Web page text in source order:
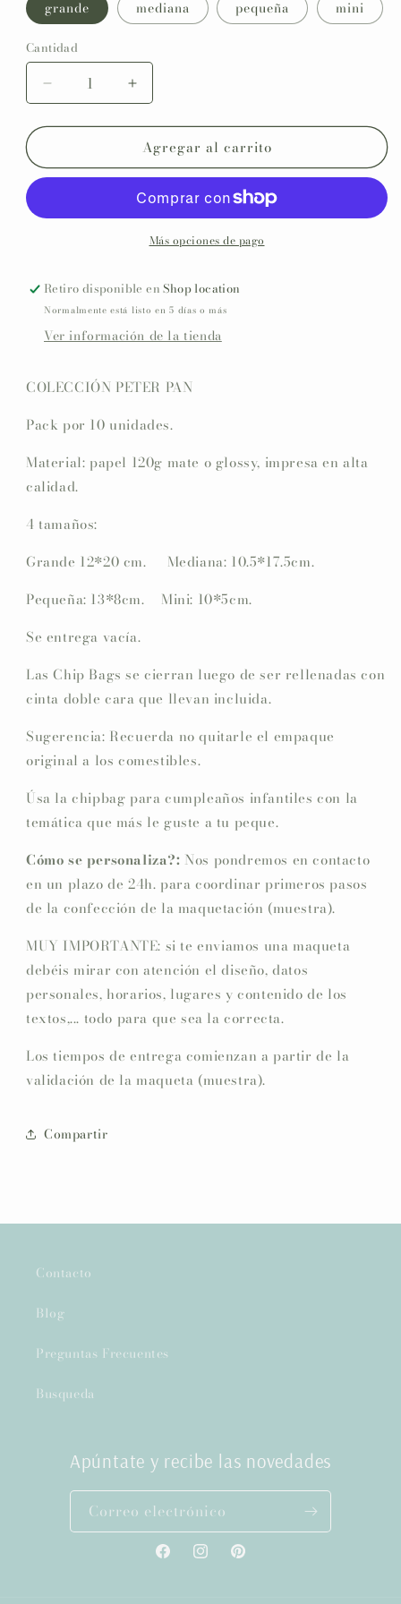
grande mediana pequeña mini
Cantidad
Reducir
cantidad
para
patatas
personalizada
Aumentar
cantidad
para
Bolsa
patatas
dulces
personalizada
Festejos
Agregar al carrito
Más opciones de pago
Retiro disponible enShop location
Normalmente está listo en 5 días o más
Ver información de la tienda
COLECCIÓN PETER PAN
Pack por 10 unidades.
Material: papel 120g mate o glossy, impresa en alta
calidad.
4 tamaños:
Grande 12*20 cm. Mediana: 10.5*17.5cm.
Pequeña: 13*8cm. Mini: 10*5cm.
Se entrega vacía.
Las Chip Bags se cierran luego de ser rellenadas con
cinta doble cara que llevan incluida.
Sugerencia: Recuerda no quitarle el empaque
original a los comestibles.
Úsa la chipbag para cumpleaños infantiles con la
temática que más le guste a tu peque.
Cómo se personaliza?: Nos pondremos en contacto
en un plazo de 24h. para coordinar primeros pasos
de la confección de la maquetación (muestra).
MUY IMPORTANTE: si te enviamos una maqueta
debéis mirar con atención el diseño, datos
personales, horarios, lugares y contenido de los
textos,... todo para que sea la correcta.
Los tiempos de entrega comienzan a partir de la
validación de la maqueta (muestra).
Compartir
Contacto
Blog
Preguntas Frecuentes
Busqueda
Apúntate y recibe las novedades
Correo electrónico
FacebookInstagramPinterest